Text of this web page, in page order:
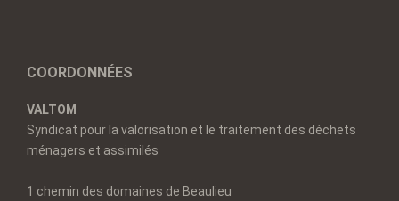
COORDONNÉES
VALTOM
Syndicat pour la valorisation et le traitement des déchets
ménagers et assimilés
1 chemin des domaines de Beaulieu